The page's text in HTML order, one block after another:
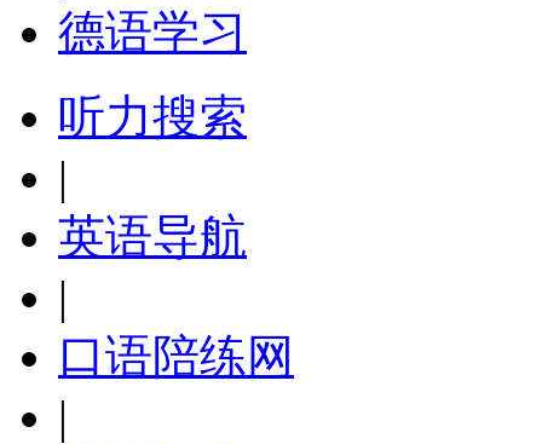
德语学习
听力搜索
|
英语导航
|
口语陪练网
|